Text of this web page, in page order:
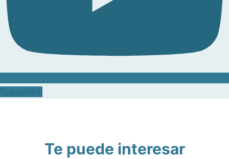
Te puede interesar